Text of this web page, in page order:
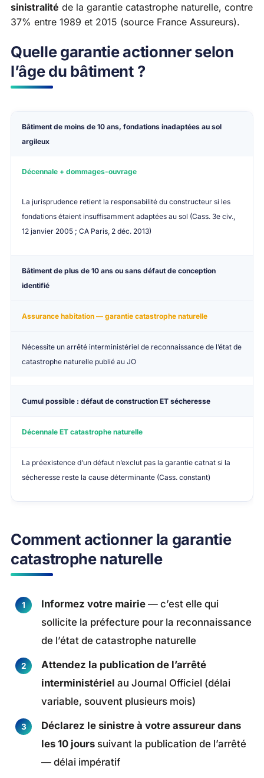
sinistralité de la garantie catastrophe naturelle, contre
37% entre 1989 et 2015 (source France Assureurs).
Quelle garantie actionner selon
l’âge du bâtiment ?
Situation Garantie principale Condition
Bâtiment de moins de 10 ans, fondations inadaptées au sol
argileux
Décennale + dommages-ouvrage
La jurisprudence retient la responsabilité du constructeur si les
fondations étaient insuffisamment adaptées au sol (Cass. 3e civ.,
12 janvier 2005 ; CA Paris, 2 déc. 2013)
Bâtiment de plus de 10 ans ou sans défaut de conception
identifié
Assurance habitation — garantie catastrophe naturelle
Nécessite un arrêté interministériel de reconnaissance de l’état de
catastrophe naturelle publié au JO
Cumul possible : défaut de construction ET sécheresse
Décennale ET catastrophe naturelle
La préexistence d’un défaut n’exclut pas la garantie catnat si la
sécheresse reste la cause déterminante (Cass. constant)
Comment actionner la garantie
catastrophe naturelle
Informez votre mairie — c’est elle qui
sollicite la préfecture pour la reconnaissance
de l’état de catastrophe naturelle
Attendez la publication de l’arrêté
interministériel au Journal Officiel (délai
variable, souvent plusieurs mois)
Déclarez le sinistre à votre assureur dans
les 10 jours suivant la publication de l’arrêté
— délai impératif